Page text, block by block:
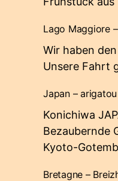
Lago Maggiore
Wir haben
Unsere Fahrt
Japan –
Konichiwa
Bezaubernde
Kyoto-
Bretagne –